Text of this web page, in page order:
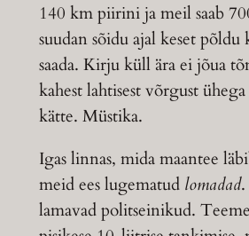
140 km piirini ja meil saab
suudan sõidu ajal keset põldu
saada. Kirju küll ära ei jõua
kahest lahtisest võrgust
kätte. Müstika.
Igas linnas, mida maantee
meid ees lugematud lomadad.
lamavad politseinikud.